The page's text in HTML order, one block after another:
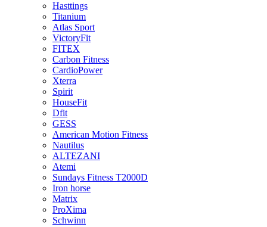
Hasttings
Titanium
Atlas Sport
VictoryFit
FITEX
Carbon Fitness
CardioPower
Xterra
Spirit
HouseFit
Dfit
GESS
American Motion Fitness
Nautilus
ALTEZANI
Atemi
Sundays Fitness T2000D
Iron horse
Matrix
ProXima
Schwinn